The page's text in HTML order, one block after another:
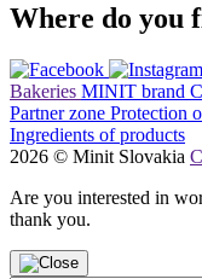
Where do you
Bakeries MINIT brand
Partner zone Protection
Ingredients of products
2026 © Minit Slovakia
Are you interested in
thank you.